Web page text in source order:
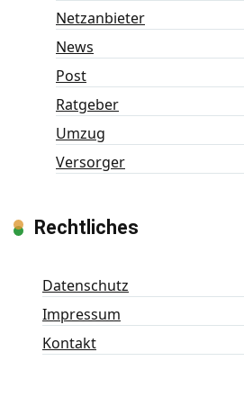
Netzanbieter
News
Post
Ratgeber
Umzug
Versorger
Rechtliches
Datenschutz
Impressum
Kontakt